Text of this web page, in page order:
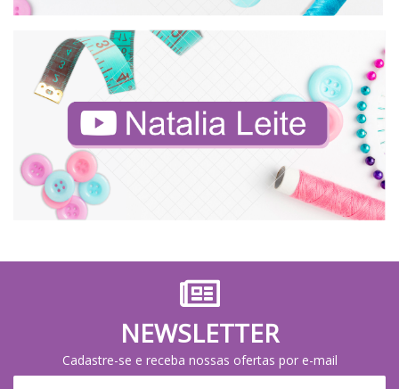
NEWSLETTER
Cadastre-se e receba nossas ofertas por e-mail